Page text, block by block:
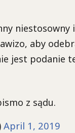
aby
jest podanie
z sądu.
April 1, 2019